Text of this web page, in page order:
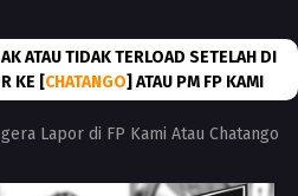
ATAU TIDAK TERLOAD SETELAH DI
KE [CHATANGO] ATAU PM FP KAMI
Lapor di FP Kami Atau Chatango